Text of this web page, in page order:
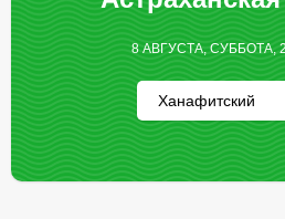
8 АВГУСТА, СУББОТА,